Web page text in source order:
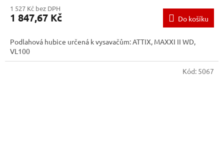
1 527 Kč bez DPH
1 847,67 Kč Do košíku
Podlahová hubice určená k vysavačům: ATTIX, MAXXI II WD,
VL100
Kód: 5067